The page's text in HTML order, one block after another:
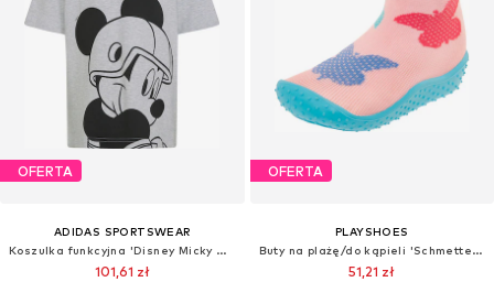
OFERTA
ADIDAS SPORTSWEAR
Koszulka funkcyjna 'Disney Micky Maus'
101,61 zł
OFERTA
PLAYSHOES
Buty na plażę/do kąpieli 'Schmetterlinge'
51,21 zł